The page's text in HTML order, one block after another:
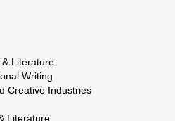
Literature
Writing
Creative Industries
Literature